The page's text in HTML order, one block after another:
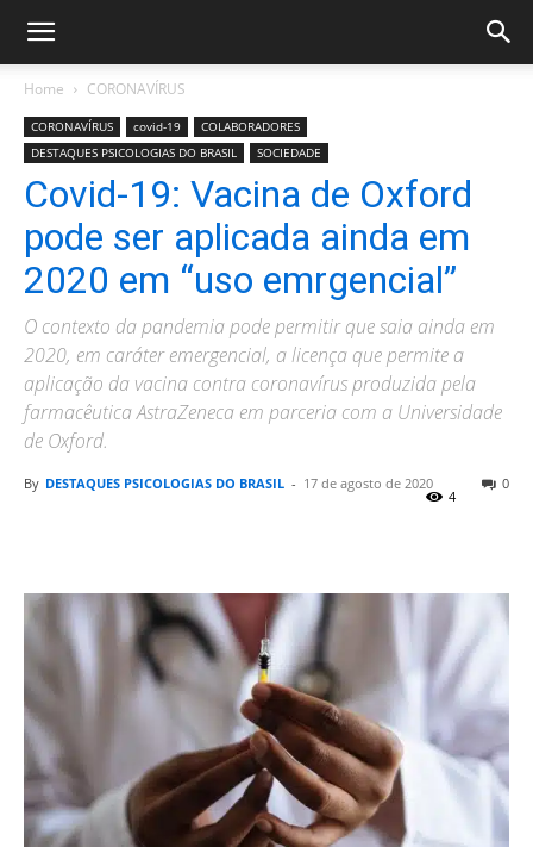
Home CORONAVÍRUS
CORONAVÍRUS covid-19
COLABORADORES
DESTAQUES PSICOLOGIAS DO BRASIL
SOCIEDADE
Covid-19: Vacina de Oxford
pode ser aplicada ainda em
2020 em “uso emrgencial”
O contexto da pandemia pode permitir que saia ainda em
2020, em caráter emergencial, a licença que permite a
aplicação da vacina contra coronavírus produzida pela
farmacêutica AstraZeneca em parceria com a Universidade
de Oxford.
By DESTAQUES PSICOLOGIAS DO BRASIL - 17 de agosto de 2020 0
4